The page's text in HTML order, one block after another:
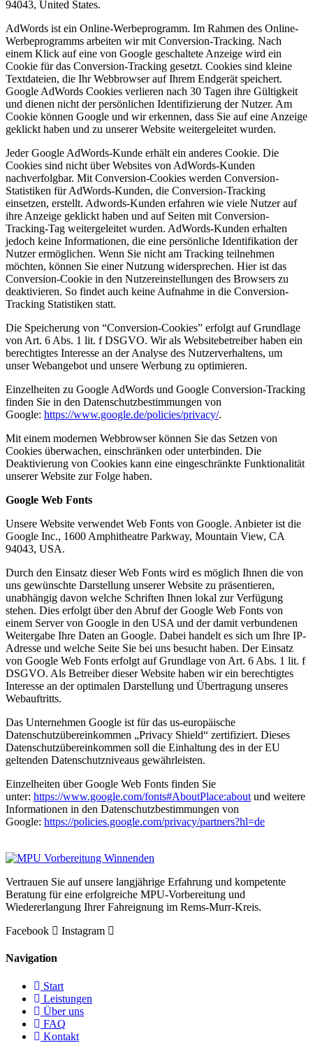
94043, United States.
AdWords ist ein Online-Werbeprogramm. Im Rahmen des Online-
Werbeprogramms arbeiten wir mit Conversion-Tracking. Nach
einem Klick auf eine von Google geschaltete Anzeige wird ein
Cookie für das Conversion-Tracking gesetzt. Cookies sind kleine
Textdateien, die Ihr Webbrowser auf Ihrem Endgerät speichert.
Google AdWords Cookies verlieren nach 30 Tagen ihre Gültigkeit
und dienen nicht der persönlichen Identifizierung der Nutzer. Am
Cookie können Google und wir erkennen, dass Sie auf eine Anzeige
geklickt haben und zu unserer Website weitergeleitet wurden.
Jeder Google AdWords-Kunde erhält ein anderes Cookie. Die
Cookies sind nicht über Websites von AdWords-Kunden
nachverfolgbar. Mit Conversion-Cookies werden Conversion-
Statistiken für AdWords-Kunden, die Conversion-Tracking
einsetzen, erstellt. Adwords-Kunden erfahren wie viele Nutzer auf
ihre Anzeige geklickt haben und auf Seiten mit Conversion-
Tracking-Tag weitergeleitet wurden. AdWords-Kunden erhalten
jedoch keine Informationen, die eine persönliche Identifikation der
Nutzer ermöglichen. Wenn Sie nicht am Tracking teilnehmen
möchten, können Sie einer Nutzung widersprechen. Hier ist das
Conversion-Cookie in den Nutzereinstellungen des Browsers zu
deaktivieren. So findet auch keine Aufnahme in die Conversion-
Tracking Statistiken statt.
Die Speicherung von “Conversion-Cookies” erfolgt auf Grundlage
von Art. 6 Abs. 1 lit. f DSGVO. Wir als Websitebetreiber haben ein
berechtigtes Interesse an der Analyse des Nutzerverhaltens, um
unser Webangebot und unsere Werbung zu optimieren.
Einzelheiten zu Google AdWords und Google Conversion-Tracking
finden Sie in den Datenschutzbestimmungen von
Google: https://www.google.de/policies/privacy/.
Mit einem modernen Webbrowser können Sie das Setzen von
Cookies überwachen, einschränken oder unterbinden. Die
Deaktivierung von Cookies kann eine eingeschränkte Funktionalität
unserer Website zur Folge haben.
Google Web Fonts
Unsere Website verwendet Web Fonts von Google. Anbieter ist die
Google Inc., 1600 Amphitheatre Parkway, Mountain View, CA
94043, USA.
Durch den Einsatz dieser Web Fonts wird es möglich Ihnen die von
uns gewünschte Darstellung unserer Website zu präsentieren,
unabhängig davon welche Schriften Ihnen lokal zur Verfügung
stehen. Dies erfolgt über den Abruf der Google Web Fonts von
einem Server von Google in den USA und der damit verbundenen
Weitergabe Ihre Daten an Google. Dabei handelt es sich um Ihre IP-
Adresse und welche Seite Sie bei uns besucht haben. Der Einsatz
von Google Web Fonts erfolgt auf Grundlage von Art. 6 Abs. 1 lit. f
DSGVO. Als Betreiber dieser Website haben wir ein berechtigtes
Interesse an der optimalen Darstellung und Übertragung unseres
Webauftritts.
Das Unternehmen Google ist für das us-europäische
Datenschutzübereinkommen „Privacy Shield“ zertifiziert. Dieses
Datenschutzübereinkommen soll die Einhaltung des in der EU
geltenden Datenschutzniveaus gewährleisten.
Einzelheiten über Google Web Fonts finden Sie
unter: https://www.google.com/fonts#AboutPlace:about und weitere
Informationen in den Datenschutzbestimmungen von
Google: https://policies.google.com/privacy/partners?hl=de
Vertrauen Sie auf unsere langjährige Erfahrung und kompetente
Beratung für eine erfolgreiche MPU-Vorbereitung und
Wiedererlangung Ihrer Fahreignung im Rems-Murr-Kreis.
Facebook
Instagram
Navigation
Start
Leistungen
Über uns
FAQ
Kontakt